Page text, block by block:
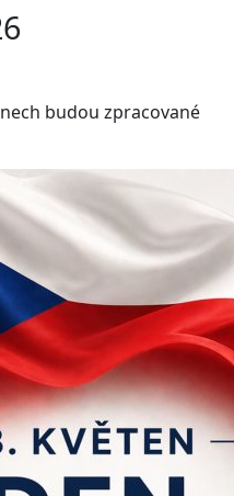
budou zpracované